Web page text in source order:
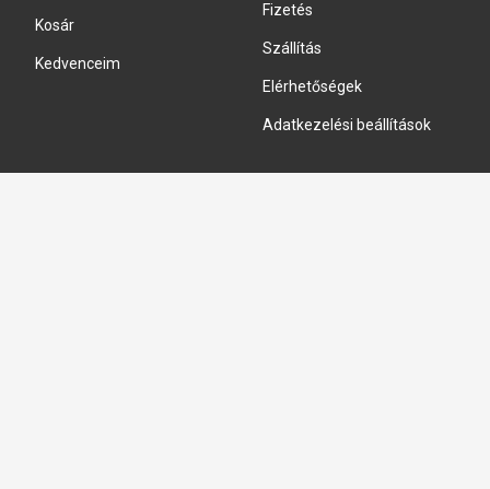
Kosár
Kedvenceim
Fizetés
Szállítás
Elérhetőségek
Adatkezelési beállítások